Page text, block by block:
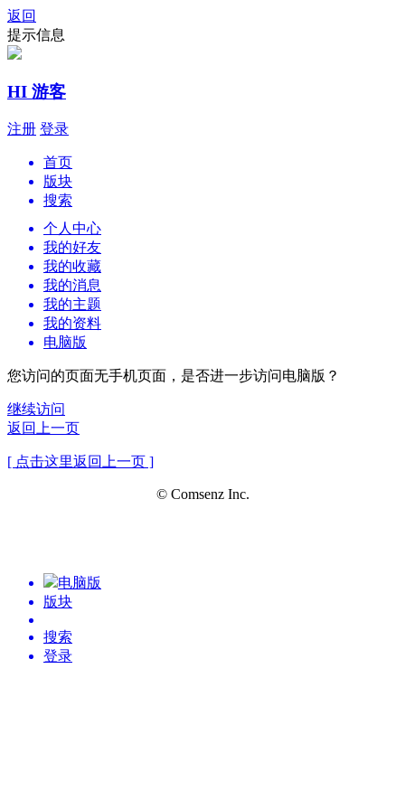
返回
提示信息
HI 游客
注册 登录
首页
版块
搜索
个人中心
我的好友
我的收藏
我的消息
我的主题
我的资料
电脑版
您访问的页面无手机页面，是否进一步访问电脑版？
继续访问
返回上一页
[ 点击这里返回上一页 ]
© Comsenz Inc.
电脑版
版块
搜索
登录